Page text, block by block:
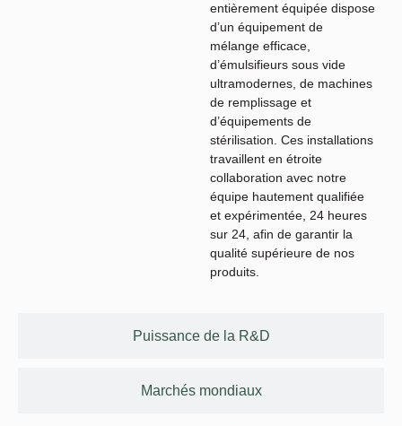
Puissance de la R&D
Marchés mondiaux
entièrement équipée dispose
d’un équipement de
mélange efficace,
d’émulsifieurs sous vide
ultramodernes, de machines
de remplissage et
d’équipements de
stérilisation. Ces installations
travaillent en étroite
collaboration avec notre
équipe hautement qualifiée
et expérimentée, 24 heures
sur 24, afin de garantir la
qualité supérieure de nos
produits.